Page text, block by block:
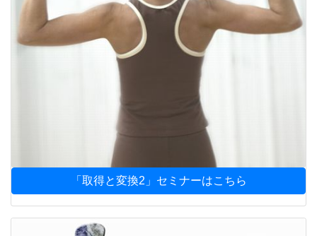
「取得と変換2」セミナーはこちら